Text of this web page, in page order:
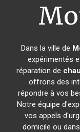
Dans la ville de
expérimentés
réparation de
offrons des
répondre à vos
Notre équipe
vos appels
domicile ou